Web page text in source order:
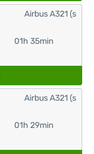
01h 35min
Airbus A321 (s
01h 29min
Airbus A321 (s